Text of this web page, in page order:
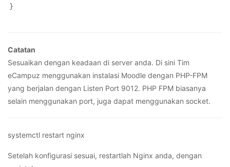
}
Catatan
Sesuaikan dengan keadaan di server anda. Di sini Tim
eCampuz menggunakan instalasi Moodle dengan PHP-FPM
yang berjalan dengan Listen Port 9012. PHP FPM biasanya
selain menggunakan port, juga dapat menggunakan socket.
systemctl restart nginx
Setelah konfigurasi sesuai, restartlah Nginx anda, dengan